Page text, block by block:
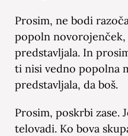
Prosim, ne bodi
popoln novorojenček,
predstavljala. In
ti nisi vedno popolna
predstavljala, da boš.
Prosim, poskrbi zase.
telovadi. Ko bova